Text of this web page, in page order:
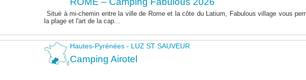
Situé à mi-chemin entre la ville de Rome et la côte du Latium, Fabulous village vous
la plage et l'art de la cap...
Hautes-Pyrénées - LUZ ST SAUVEUR
Camping Airotel